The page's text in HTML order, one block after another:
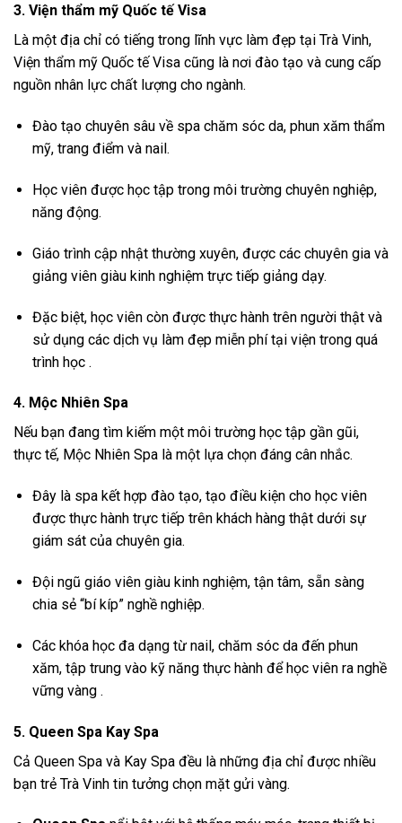
3. Viện thẩm mỹ Quốc tế Visa
Là một địa chỉ có tiếng trong lĩnh vực làm đẹp tại Trà Vinh,
Viện thẩm mỹ Quốc tế Visa cũng là nơi đào tạo và cung cấp
nguồn nhân lực chất lượng cho ngành.
Đào tạo chuyên sâu về spa chăm sóc da, phun xăm thẩm
mỹ, trang điểm và nail.
Học viên được học tập trong môi trường chuyên nghiệp,
năng động.
Giáo trình cập nhật thường xuyên, được các chuyên gia và
giảng viên giàu kinh nghiệm trực tiếp giảng dạy.
Đặc biệt, học viên còn được thực hành trên người thật và
sử dụng các dịch vụ làm đẹp miễn phí tại viện trong quá
trình học .
4. Mộc Nhiên Spa
Nếu bạn đang tìm kiếm một môi trường học tập gần gũi,
thực tế, Mộc Nhiên Spa là một lựa chọn đáng cân nhắc.
Đây là spa kết hợp đào tạo, tạo điều kiện cho học viên
được thực hành trực tiếp trên khách hàng thật dưới sự
giám sát của chuyên gia.
Đội ngũ giáo viên giàu kinh nghiệm, tận tâm, sẵn sàng
chia sẻ “bí kíp” nghề nghiệp.
Các khóa học đa dạng từ nail, chăm sóc da đến phun
xăm, tập trung vào kỹ năng thực hành để học viên ra nghề
vững vàng .
5. Queen Spa Kay Spa
Cả Queen Spa và Kay Spa đều là những địa chỉ được nhiều
bạn trẻ Trà Vinh tin tưởng chọn mặt gửi vàng.